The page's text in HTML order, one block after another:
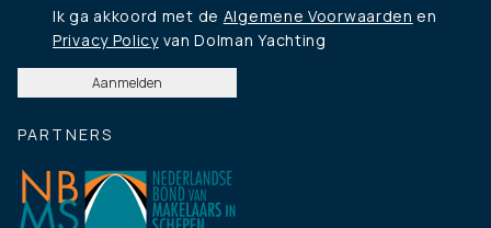
Ik ga akkoord met de Algemene Voorwaarden en
Privacy Policyvan Dolman Yachting
PARTNERS